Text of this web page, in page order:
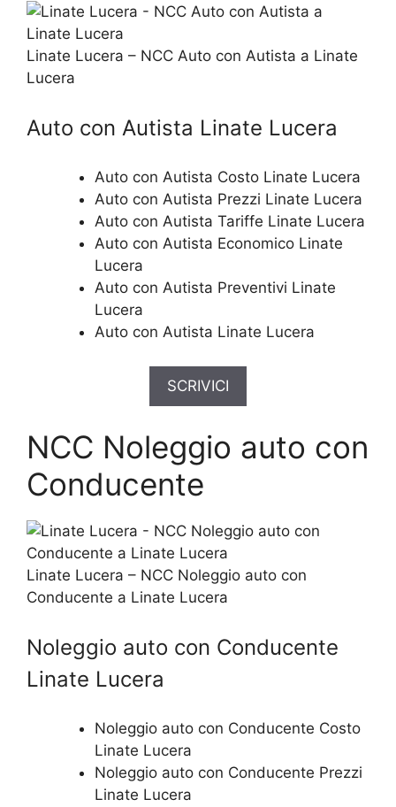
Linate Lucera – NCC Auto con Autista a Linate
Lucera
Auto con Autista Linate Lucera
Auto con Autista Costo Linate Lucera
Auto con Autista Prezzi Linate Lucera
Auto con Autista Tariffe Linate Lucera
Auto con Autista Economico Linate
Lucera
Auto con Autista Preventivi Linate
Lucera
Auto con Autista Linate Lucera
SCRIVICI
NCC Noleggio auto con
Conducente
Linate Lucera – NCC Noleggio auto con
Conducente a Linate Lucera
Noleggio auto con Conducente
Linate Lucera
Noleggio auto con Conducente Costo
Linate Lucera
Noleggio auto con Conducente Prezzi
Linate Lucera